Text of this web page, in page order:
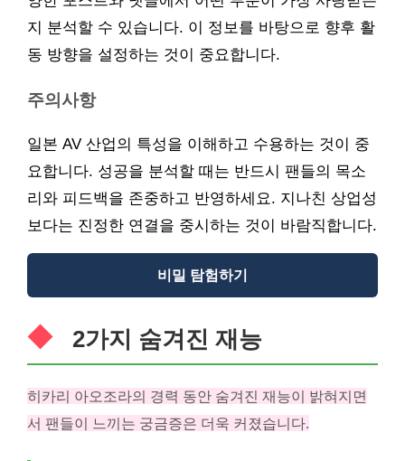
지 분석할 수 있습니다. 이 정보를 바탕으로 향후 활
동 방향을 설정하는 것이 중요합니다.
주의사항
일본 AV 산업의 특성을 이해하고 수용하는 것이 중
요합니다. 성공을 분석할 때는 반드시 팬들의 목소
리와 피드백을 존중하고 반영하세요. 지나친 상업성
보다는 진정한 연결을 중시하는 것이 바람직합니다.
비밀 탐험하기
2가지 숨겨진 재능
히카리 아오조라의 경력 동안 숨겨진 재능이 밝혀지면
서 팬들이 느끼는 궁금증은 더욱 커졌습니다.